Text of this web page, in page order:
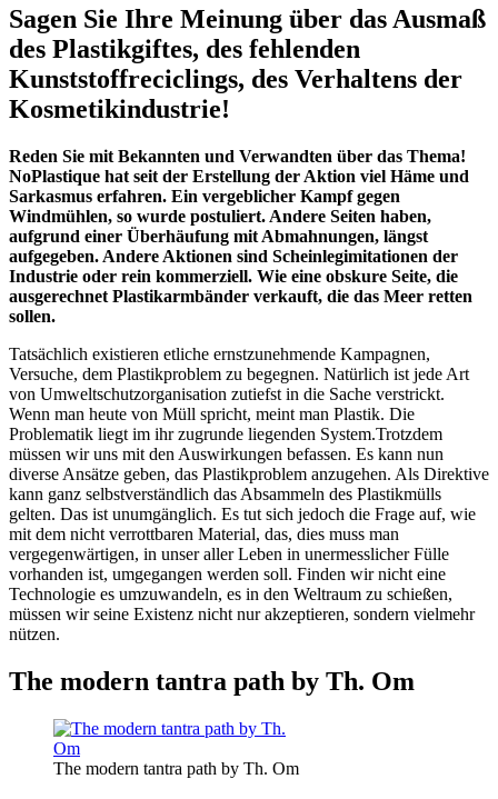
Sagen Sie Ihre Meinung über das Ausmaß
des Plastikgiftes, des fehlenden
Kunststoffreciclings, des Verhaltens der
Kosmetikindustrie!
Reden Sie mit Bekannten und Verwandten über das Thema!
NoPlastique hat seit der Erstellung der Aktion viel Häme und
Sarkasmus erfahren. Ein vergeblicher Kampf gegen
Windmühlen, so wurde postuliert. Andere Seiten haben,
aufgrund einer Überhäufung mit Abmahnungen, längst
aufgegeben. Andere Aktionen sind Scheinlegimitationen der
Industrie oder rein kommerziell. Wie eine obskure Seite, die
ausgerechnet Plastikarmbänder verkauft, die das Meer retten
sollen.
Tatsächlich existieren etliche ernstzunehmende Kampagnen,
Versuche, dem Plastikproblem zu begegnen. Natürlich ist jede Art
von Umweltschutzorganisation zutiefst in die Sache verstrickt.
Wenn man heute von Müll spricht, meint man Plastik. Die
Problematik liegt im ihr zugrunde liegenden System.Trotzdem
müssen wir uns mit den Auswirkungen befassen. Es kann nun
diverse Ansätze geben, das Plastikproblem anzugehen. Als Direktive
kann ganz selbstverständlich das Absammeln des Plastikmülls
gelten. Das ist unumgänglich. Es tut sich jedoch die Frage auf, wie
mit dem nicht verrottbaren Material, das, dies muss man
vergegenwärtigen, in unser aller Leben in unermesslicher Fülle
vorhanden ist, umgegangen werden soll. Finden wir nicht eine
Technologie es umzuwandeln, es in den Weltraum zu schießen,
müssen wir seine Existenz nicht nur akzeptieren, sondern vielmehr
nützen.
The modern tantra path by Th. Om
The modern tantra path by Th. Om